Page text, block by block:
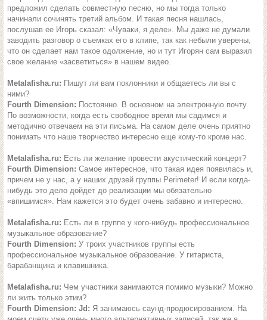
предложил сделать совместную песню, но мы тогда только
начинали сочинять третий альбом. И такая песня нашлась,
послушав ее Игорь сказал: «Чуваки, я деле». Мы даже не думали
заводить разговор о съемках его в клипе, так как небыли уверены,
что он сделает нам такое одолжение, но и тут Игорян сам выразил
свое желание «засветиться» в нашем видео.
Metalafisha.ru: Пишут ли вам поклонники и общаетесь ли вы с
ними?
Fourth Dimension: Постоянно. В основном на электронную почту.
По возможности, когда есть свободное время мы садимся и
методично отвечаем на эти письма. На самом деле очень приятно
понимать что наше творчество интересно еще кому-то кроме наc.
Metalafisha.ru: Есть ли желание провести акустический концерт?
Fourth Dimension: Самое интересное, что такая идея появилась и,
причем не у нас, а у наших друзей группы Perimeter! И если когда-
нибудь это дело дойдет до реализации мы обязательно
«впишимся». Нам кажется это будет очень забавно и интересно.
Metalafisha.ru: Есть ли в группе у кого-нибудь профессиональное
музыкальное образование?
Fourth Dimension: У троих участников группы есть
профессиональное музыкальное образование. У гитариста,
барабанщика и клавишника.
Metalafisha.ru: Чем участники занимаются помимо музыки? Можно
ли жить только этим?
Fourth Dimension: Jd: Я занимаюсь саунд-продюсированием. На